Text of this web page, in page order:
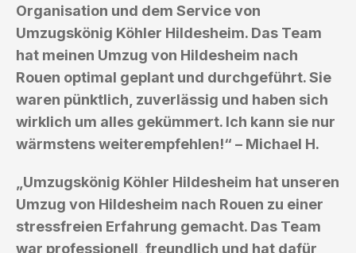
Organisation und dem Service von
Umzugskönig Köhler Hildesheim. Das Team
hat meinen Umzug von Hildesheim nach
Rouen optimal geplant und durchgeführt. Sie
waren pünktlich, zuverlässig und haben sich
wirklich um alles gekümmert. Ich kann sie nur
wärmstens weiterempfehlen!“ – Michael H.
„Umzugskönig Köhler Hildesheim hat unseren
Umzug von Hildesheim nach Rouen zu einer
stressfreien Erfahrung gemacht. Das Team
war professionell, freundlich und hat dafür